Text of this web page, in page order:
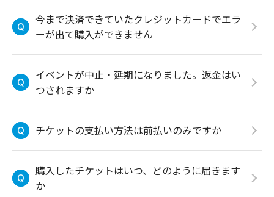
今まで決済できていたクレジットカードでエラ
ーが出て購入ができません
イベントが中止・延期になりました。返金はい
つされますか
チケットの支払い方法は前払いのみですか
購入したチケットはいつ、どのように届きます
か